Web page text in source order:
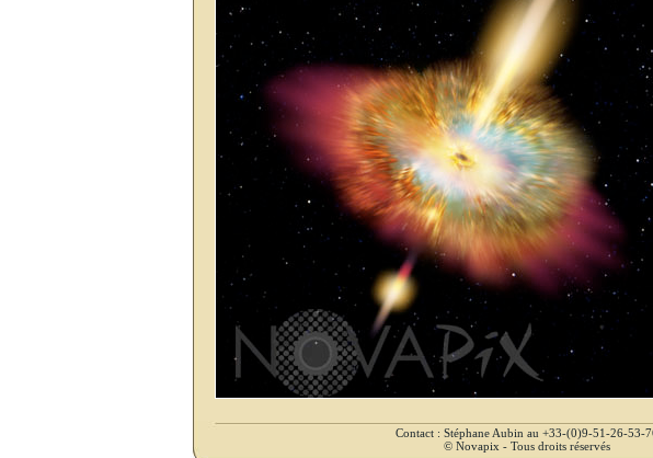
Contact : Stéphane Aubin au +33-(0)9-51-26-53-
© Novapix - Tous droits réservés